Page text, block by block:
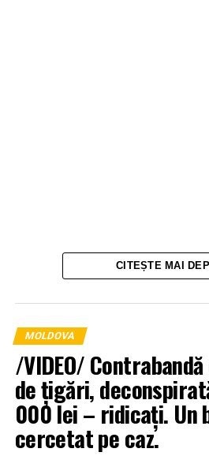
CITEȘTE MAI
MOLDOVA
/VIDEO/
de țigări,
000 lei – ridicați. Un
cercetat pe caz.